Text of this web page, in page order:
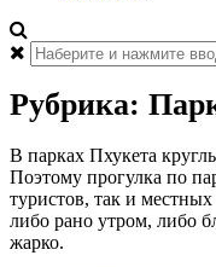
Найти:
Рубрика:
В парках Пхукета
Поэтому прогулка по
туристов, так и
либо рано утром, либо
жарко.